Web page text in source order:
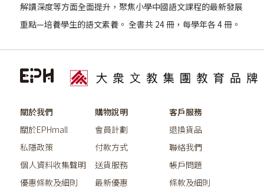
解讀深度等方面全面提升，聚焦小學中國語文課程的最新發展
重點—培養學生的語文素養。 全書共 24 冊，每學年各 4 冊。
關於我們
關於EPHmall
私隱政策
個人資料收集聲明
優惠條款及細則
購物說明
會員計劃
付款方式
送貨服務
最新優惠
客戶服務
退換貨品
聯絡我們
帳戶問題
條款及細則